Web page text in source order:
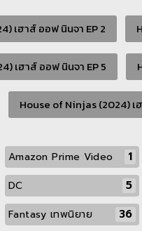
เฮาส์ ออฟ นินจา EP 2
เฮาส์ ออฟ นินจา EP 5
House of Ninjas (2024) เ
Amazon Prime Video 1
DC 5
Fantasy เทพนิยาย 36